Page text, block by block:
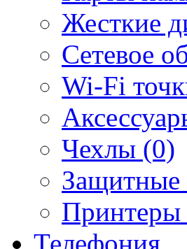
Жесткие
Сетевое
Wi-Fi
Чехлы (0)
Защитные
Телефония